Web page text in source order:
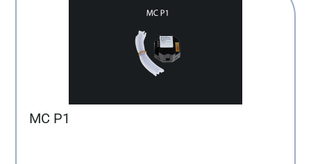
MC P1